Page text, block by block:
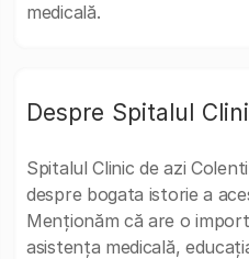
medicală.
Despre Spitalul
Spitalul Clinic de azi
despre bogata istorie a
Menționăm că are o
asistența medicală,